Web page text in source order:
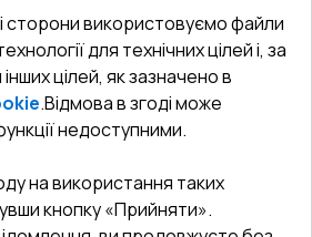
вікнавул. Келецька 60 кв. 61
сторони використовуємо файли
для технічних цілей і, за
цілей, як зазначено в
.Відмова в згоді може
недоступними.
на використання таких
кнопку «Прийняти».